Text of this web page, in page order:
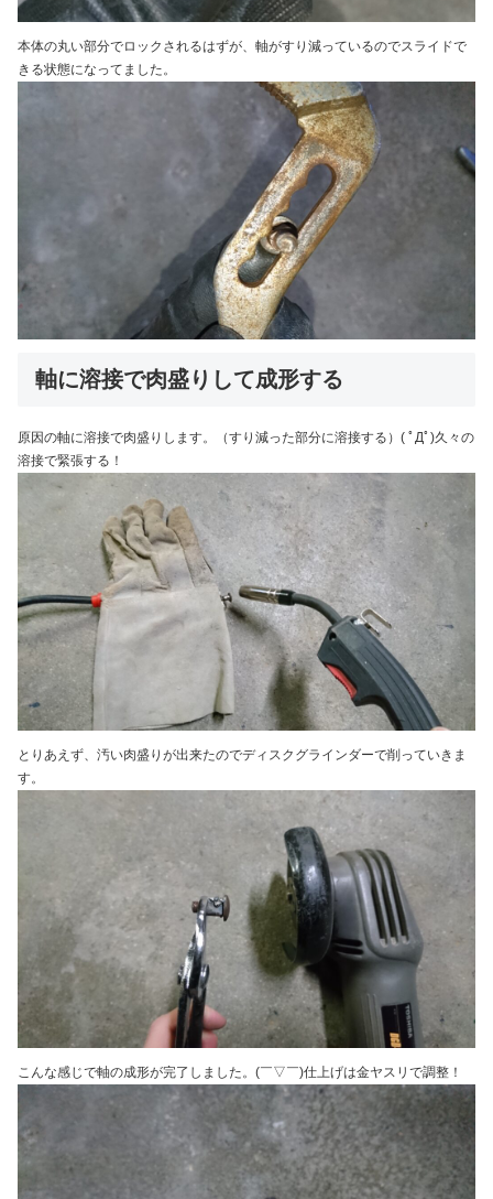
本体の丸い部分でロックされるはずが、軸がすり減っているのでスライドで
きる状態になってました。
軸に溶接で肉盛りして成形する
原因の軸に溶接で肉盛りします。（すり減った部分に溶接する）( ﾟДﾟ)久々の
溶接で緊張する！
とりあえず、汚い肉盛りが出来たのでディスクグラインダーで削っていきま
す。
こんな感じで軸の成形が完了しました。(￣▽￣)仕上げは金ヤスリで調整！